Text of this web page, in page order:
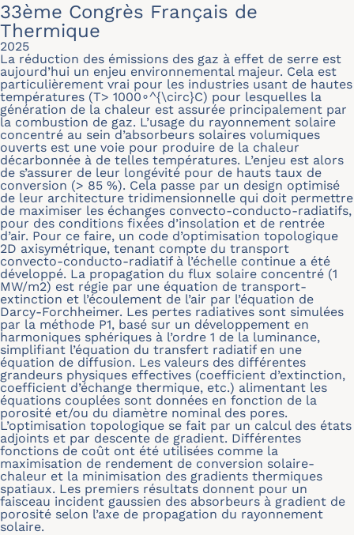
33ème Congrès Français de
Thermique
2025
La réduction des émissions des gaz à effet de serre est
aujourd’hui un enjeu environnemental majeur. Cela est
particulièrement vrai pour les industries usant de hautes
températures (T> 1000∘^{\circ}C) pour lesquelles la
génération de la chaleur est assurée principalement par
la combustion de gaz. L’usage du rayonnement solaire
concentré au sein d’absorbeurs solaires volumiques
ouverts est une voie pour produire de la chaleur
décarbonnée à de telles températures. L’enjeu est alors
de s’assurer de leur longévité pour de hauts taux de
conversion (> 85 %). Cela passe par un design optimisé
de leur architecture tridimensionnelle qui doit permettre
de maximiser les échanges convecto-conducto-radiatifs,
pour des conditions fixées d’insolation et de rentrée
d’air. Pour ce faire, un code d’optimisation topologique
2D axisymétrique, tenant compte du transport
convecto-conducto-radiatif à l’échelle continue a été
développé. La propagation du flux solaire concentré (1
MW/m2) est régie par une équation de transport-
extinction et l’écoulement de l’air par l’équation de
Darcy-Forchheimer. Les pertes radiatives sont simulées
par la méthode P1, basé sur un développement en
harmoniques sphériques à l’ordre 1 de la luminance,
simplifiant l’équation du transfert radiatif en une
équation de diffusion. Les valeurs des différentes
grandeurs physiques effectives (coefficient d’extinction,
coefficient d’échange thermique, etc.) alimentant les
équations couplées sont données en fonction de la
porosité et/ou du diamètre nominal des pores.
L’optimisation topologique se fait par un calcul des états
adjoints et par descente de gradient. Différentes
fonctions de coût ont été utilisées comme la
maximisation de rendement de conversion solaire-
chaleur et la minimisation des gradients thermiques
spatiaux. Les premiers résultats donnent pour un
faisceau incident gaussien des absorbeurs à gradient de
porosité selon l’axe de propagation du rayonnement
solaire.